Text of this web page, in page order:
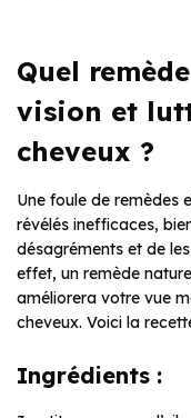
Quel
vision et
cheveux ?
Une foule de remèdes
révélés inefficaces,
désagréments et de
effet, un remède
améliorera votre vue
cheveux. Voici la
Ingrédients :